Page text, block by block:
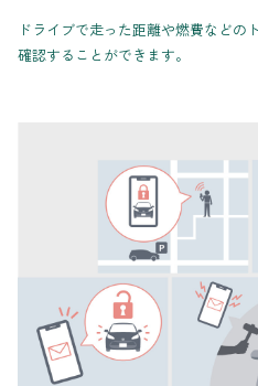
ドライブで走った距離や燃費などの
確認することができます。